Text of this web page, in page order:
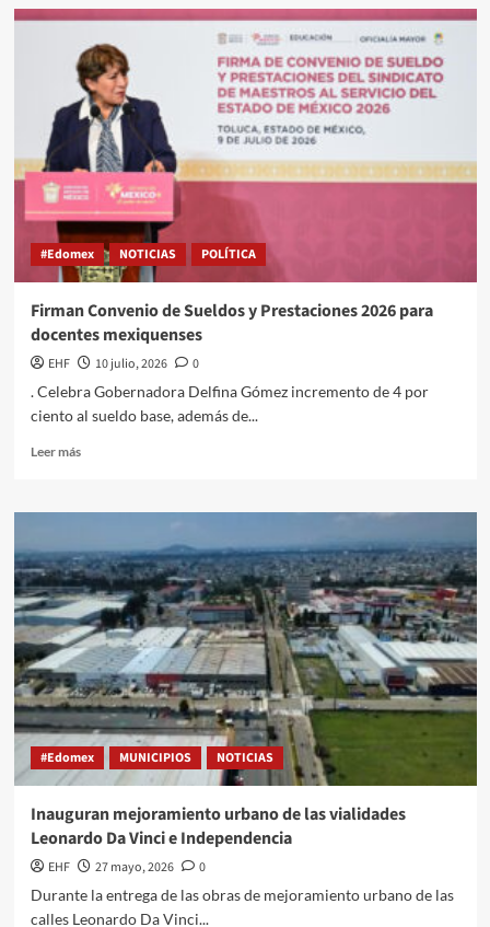
#Edomex NOTICIAS POLÍTICA
Firman Convenio de Sueldos y Prestaciones 2026 para
docentes mexiquenses
EHF 10 julio, 2026
0
. Celebra Gobernadora Delfina Gómez incremento de 4 por
ciento al sueldo base, además de...
Leer más
#Edomex MUNICIPIOS NOTICIAS
Inauguran mejoramiento urbano de las vialidades
Leonardo Da Vinci e Independencia
EHF 27 mayo, 2026
0
Durante la entrega de las obras de mejoramiento urbano de las
calles Leonardo Da Vinci...